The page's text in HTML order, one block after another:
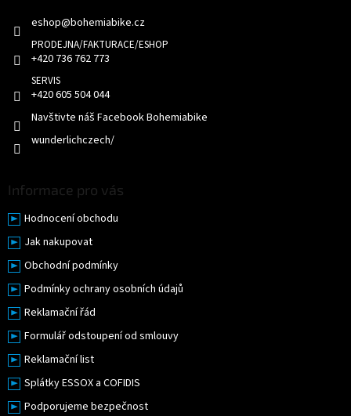
p
eshop@bohemiabike.cz
+420 736 762 773
+420 605 504 044
Navštivte náš Facebook Bohemiabike
wunderlichczech/
Informace pro vás
Hodnocení obchodu
Jak nakupovat
Obchodní podmínky
Podmínky ochrany osobních údajů
Reklamační řád
Formulář odstoupení od smlouvy
Reklamační list
Splátky ESSOX a COFIDIS
Podporujeme bezpečnost